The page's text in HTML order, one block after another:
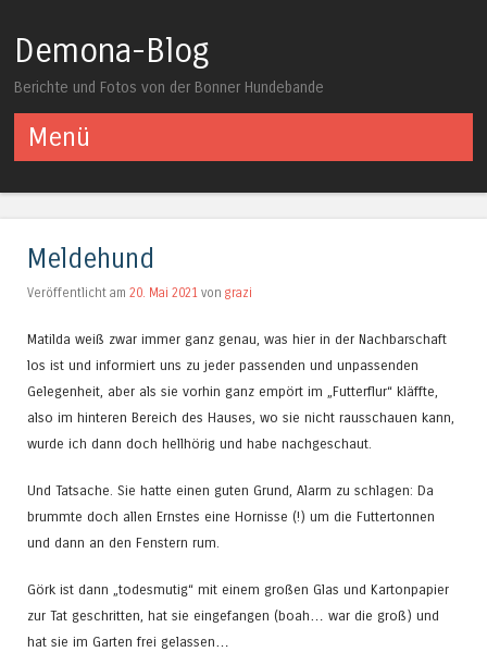
Demona-Blog
Berichte und Fotos von der Bonner Hundebande
Menü
Meldehund
Veröffentlicht am 20. Mai 2021 von grazi
Matilda weiß zwar immer ganz genau, was hier in der Nachbarschaft
los ist und informiert uns zu jeder passenden und unpassenden
Gelegenheit, aber als sie vorhin ganz empört im „Futterflur“ kläffte,
also im hinteren Bereich des Hauses, wo sie nicht rausschauen kann,
wurde ich dann doch hellhörig und habe nachgeschaut.
Und Tatsache. Sie hatte einen guten Grund, Alarm zu schlagen: Da
brummte doch allen Ernstes eine Hornisse (!) um die Futtertonnen
und dann an den Fenstern rum.
Görk ist dann „todesmutig“ mit einem großen Glas und Kartonpapier
zur Tat geschritten, hat sie eingefangen (boah… war die groß) und
hat sie im Garten frei gelassen…